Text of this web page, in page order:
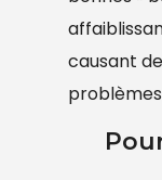
causant